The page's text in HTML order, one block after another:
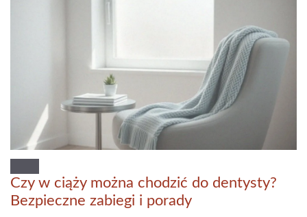
Czy w ciąży można chodzić do dentysty?
Bezpieczne zabiegi i porady